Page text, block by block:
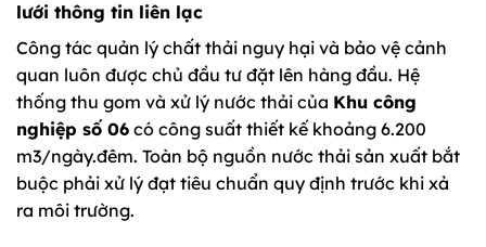
lưới thông tin liên lạc
Công tác quản lý chất thải nguy hại và bảo vệ cảnh
quan luôn được chủ đầu tư đặt lên hàng đầu. Hệ
thống thu gom và xử lý nước thải của Khu công
nghiệp số 06 có công suất thiết kế khoảng 6.200
m3/ngày.đêm. Toàn bộ nguồn nước thải sản xuất bắt
buộc phải xử lý đạt tiêu chuẩn quy định trước khi xả
ra môi trường.